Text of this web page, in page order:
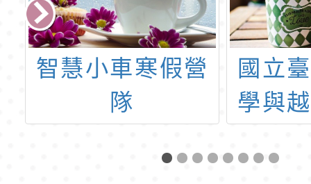
智慧小車寒假營
隊
國立
學與
人文